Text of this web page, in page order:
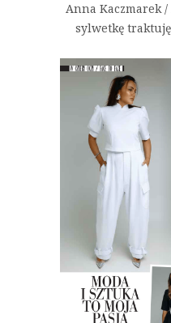
Anna Kaczmarek /
sylwetkę